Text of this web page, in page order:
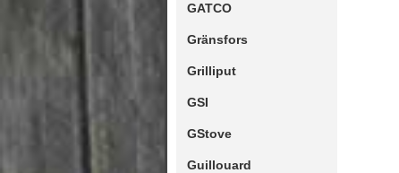
GATCO
Gränsfors
Grilliput
GSI
GStove
Guillouard